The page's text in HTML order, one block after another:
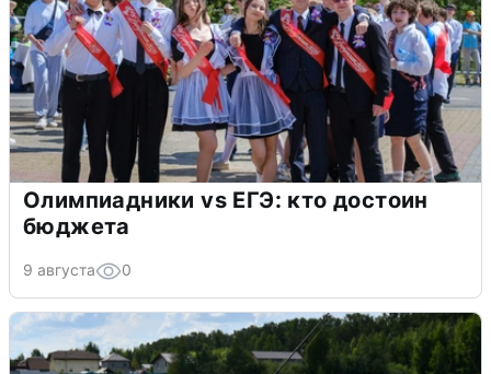
Олимпиадники vs ЕГЭ: кто достоин
бюджета
9 августа 0